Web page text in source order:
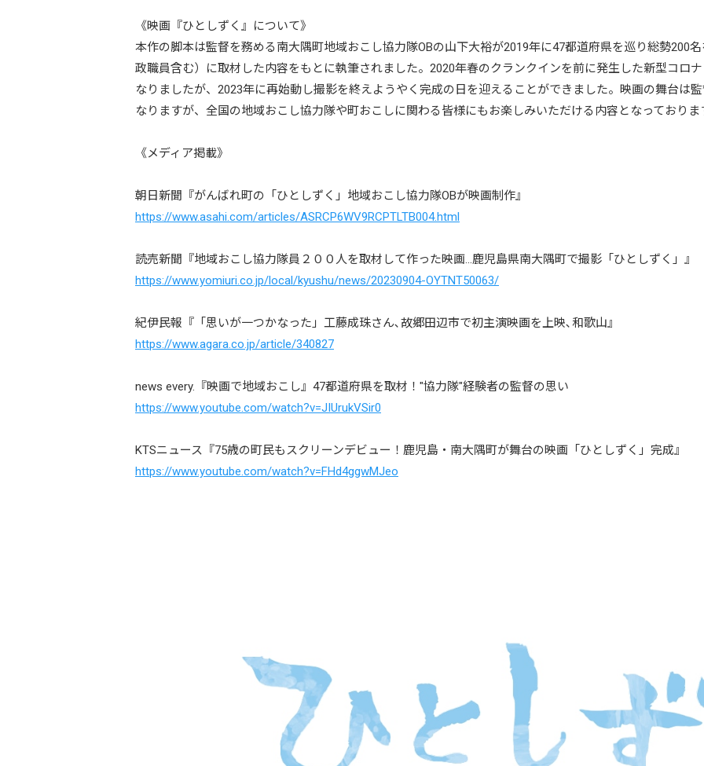
《映画『ひとしずく』について》
本作の脚本は監督を務める南大隅町地域おこし協力隊OBの山下大裕が2019年に47都道府県を巡り総勢200
政職員含む）に取材した内容をもとに執筆されました。2020年春のクランクインを前に発生した新型コロ
なりましたが、2023年に再始動し撮影を終えようやく完成の日を迎えることができました。映画の舞台は
なりますが、全国の地域おこし協力隊や町おこしに関わる皆様にもお楽しみいただける内容となっておりま
《メディア掲載》
朝日新聞『がんばれ町の「ひとしずく」地域おこし協力隊OBが映画制作』
https://www.asahi.com/articles/ASRCP6WV9RCPTLTB004.html
読売新聞『地域おこし協力隊員２００人を取材して作った映画…鹿児島県南大隅町で撮影「ひとしずく」』
https://www.yomiuri.co.jp/local/kyushu/news/20230904-OYTNT50063/
紀伊民報『「思いが一つかなった」工藤成珠さん､故郷田辺市で初主演映画を上映､和歌山』
https://www.agara.co.jp/article/340827
news every.『映画で地域おこし』47都道府県を取材！"協力隊"経験者の監督の思い
https://www.youtube.com/watch?v=JIUrukVSir0
KTSニュース『75歳の町民もスクリーンデビュー！鹿児島・南大隅町が舞台の映画「ひとしずく」完成』
https://www.youtube.com/watch?v=FHd4ggwMJeo